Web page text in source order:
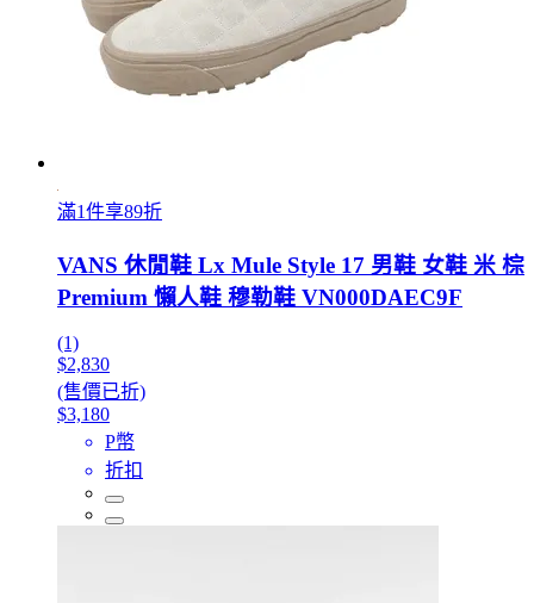
滿1件享89折
VANS 休閒鞋 Lx Mule Style 17 男鞋 女鞋 米 棕
Premium 懶人鞋 穆勒鞋 VN000DAEC9F
(1)
$2,830
(售價已折)
$3,180
P幣
折扣